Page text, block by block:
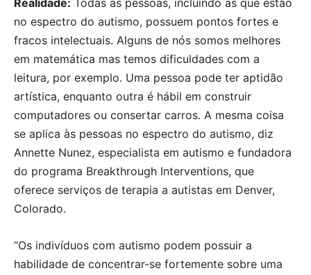
Realidade: Todas as pessoas, incluindo as que estão
no espectro do autismo, possuem pontos fortes e
fracos intelectuais. Alguns de nós somos melhores
em matemática mas temos dificuldades com a
leitura, por exemplo. Uma pessoa pode ter aptidão
artística, enquanto outra é hábil em construir
computadores ou consertar carros. A mesma coisa
se aplica às pessoas no espectro do autismo, diz
Annette Nunez, especialista em autismo e fundadora
do programa Breakthrough Interventions, que
oferece serviços de terapia a autistas em Denver,
Colorado.
“Os indivíduos com autismo podem possuir a
habilidade de concentrar-se fortemente sobre uma